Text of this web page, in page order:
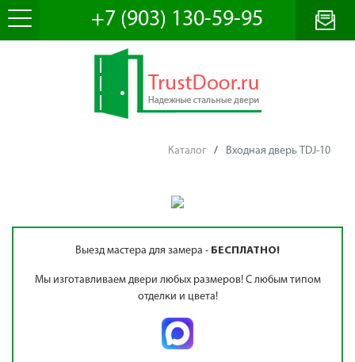
Каталог / Входная дверь TDJ-10
Выезд мастера для замера - БЕСПЛАТНО!
Мы изготавливаем двери любых размеров! С любым типом
отделки и цвета!
+7 (903) 130-59-95